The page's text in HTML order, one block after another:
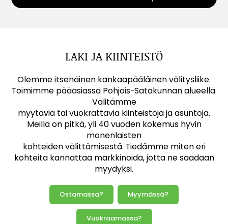
LAKI JA KIINTEISTÖ
Olemme itsenäinen kankaapääläinen välitysliike.
Toimimme pääasiassa Pohjois-Satakunnan alueella.
Välitämme
myytäviä tai vuokrattavia kiinteistöjä ja asuntoja.
Meillä on pitkä, yli 40 vuoden kokemus hyvin
monenlaisten
kohteiden välittämisestä. Tiedämme miten eri
kohteita kannattaa markkinoida, jotta ne saadaan
myydyksi.
Ostamassa? Myymässä?
Vuokraamassa?